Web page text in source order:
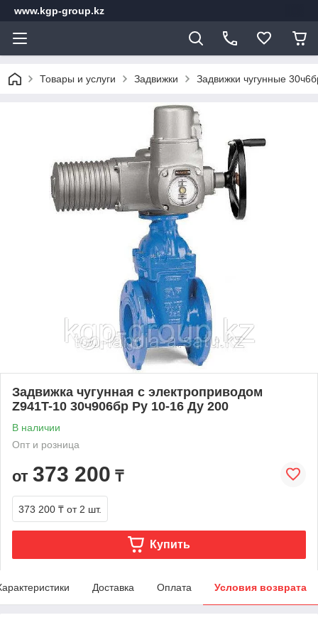
www.kgp-group.kz
Товары и услуги Задвижки Задвижки чугунные
Задвижка чугунная с электроприводом
Z941T-10 30ч906бр Ру 10-16 Ду 200
В наличии
Опт и розница
от 373 200 ₸
373 200 ₸ от 2 шт.
Купить
Доставка Оплата Условия возврата